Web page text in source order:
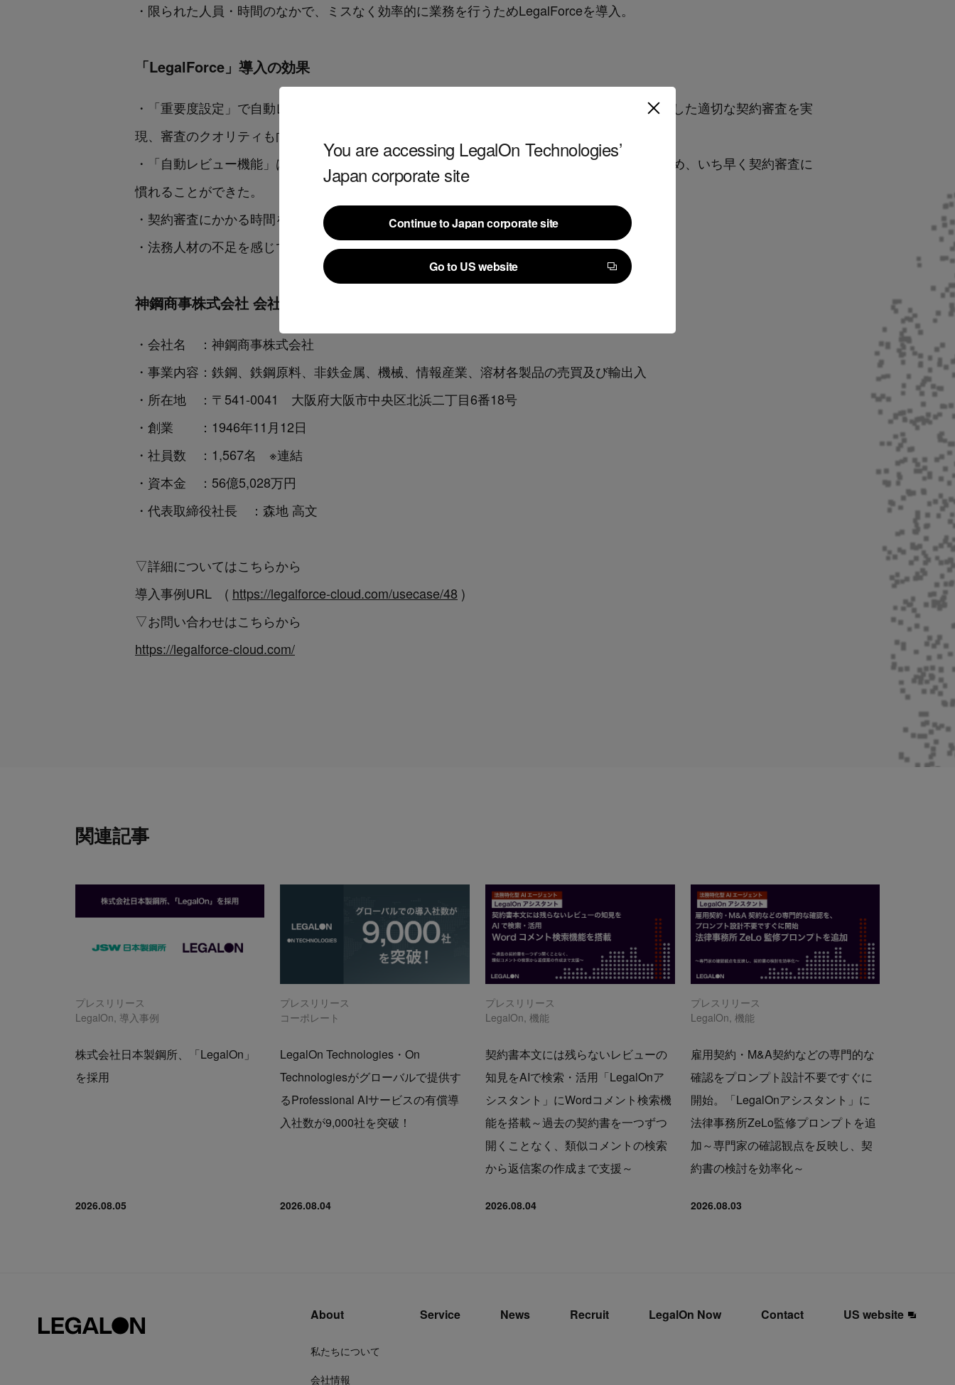
You are accessing LegalOn Technologies’
Japan corporate site
Continue to Japan corporate site
Continue to Japan corporate site
Go to US website
Go to US website
・限られた人員・時間のなかで、ミスなく効率的に業務を行うためLegalForceを導入。
「LegalForce」導入の効果
・「重要度設定」で自動レビューのチェック基準を自社好みにカスタマイズし、自社方針に則した適切な契約審査を実
現、審査のクオリティも向上した。
・「自動レビュー機能」は修正箇所が一目瞭然で、修正文例と解説により指針が立てやすいため、いち早く契約審査に
慣れることができた。
・契約審査にかかる時間を約30％削減でき、組織全体の生産性向上につながっている。
・法務人材の不足を感じている企業や、定型的な契約審査が多い企業におすすめ。
神鋼商事株式会社 会社概要
・会社名 ：神鋼商事株式会社
・事業内容：鉄鋼、鉄鋼原料、非鉄金属、機械、情報産業、溶材各製品の売買及び輸出入
・所在地 ：〒541-0041 大阪府大阪市中央区北浜二丁目6番18号
・創業 ：1946年11月12日
・社員数 ：1,567名 ※連結
・資本金 ：56億5,028万円
・代表取締役社長 ：森地 高文
▽詳細についてはこちらから
導入事例URL ( https://legalforce-cloud.com/usecase/48 )
▽お問い合わせはこちらから
https://legalforce-cloud.com/
関連記事
プレスリリース
LegalOn 導入事例
株式会社日本製鋼所、「LegalOn」
を採用
2026.08.05
プレスリリース
コーポレート
LegalOn Technologies・On
Technologiesがグローバルで提供す
るProfessional AIサービスの有償導
入社数が9,000社を突破！
2026.08.04
プレスリリース
LegalOn ,機能
契約書本文には残らないレビューの
知見をAIで検索・活用「LegalOnア
シスタント」にWordコメント検索機
能を搭載～過去の契約書を一つずつ
開くことなく、類似コメントの検索
から返信案の作成まで支援～
2026.08.04
プレスリリース
LegalOn ,機能
雇用契約・M&A契約などの専門的な
確認をプロンプト設計不要ですぐに
開始。「LegalOnアシスタント」に
法律事務所ZeLo監修プロンプトを追
加～専門家の確認観点を反映し、契
約書の検討を効率化～
2026.08.03
About
私たちについて
会社情報
Service News Recruit LegalOn Now Contact US website